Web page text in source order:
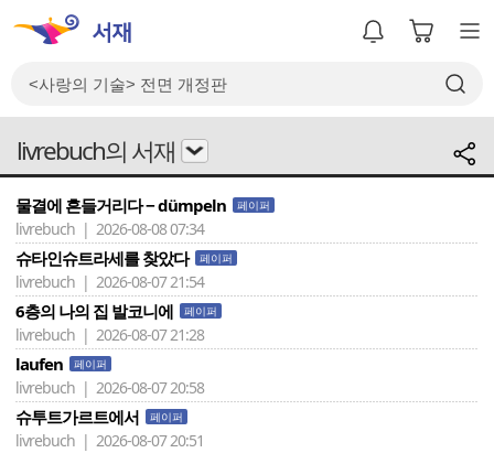
livrebuch의 서재
물결에 흔들거리다 − dümpeln 페이퍼
livrebuch | 2026-08-08 07:34
슈타인슈트라세를 찾았다 페이퍼
livrebuch | 2026-08-07 21:54
6층의 나의 집 발코니에 페이퍼
livrebuch | 2026-08-07 21:28
laufen 페이퍼
livrebuch | 2026-08-07 20:58
슈투트가르트에서 페이퍼
livrebuch | 2026-08-07 20:51